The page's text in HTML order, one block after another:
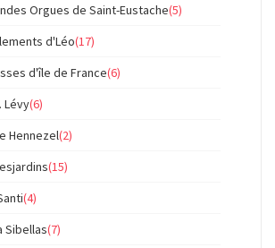
Orgues de Saint-Eustache(5)
d'Léo(17)
d'île de France(6)
Lévy(6)
Hennezel(2)
(15)
(4)
Sibellas(7)